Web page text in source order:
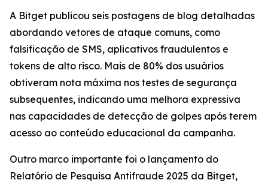
A Bitget publicou seis postagens de blog detalhadas
abordando vetores de ataque comuns, como
falsificação de SMS, aplicativos fraudulentos e
tokens de alto risco. Mais de 80% dos usuários
obtiveram nota máxima nos testes de segurança
subsequentes, indicando uma melhora expressiva
nas capacidades de detecção de golpes após terem
acesso ao conteúdo educacional da campanha.
Outro marco importante foi o lançamento do
Relatório de Pesquisa Antifraude 2025 da Bitget,